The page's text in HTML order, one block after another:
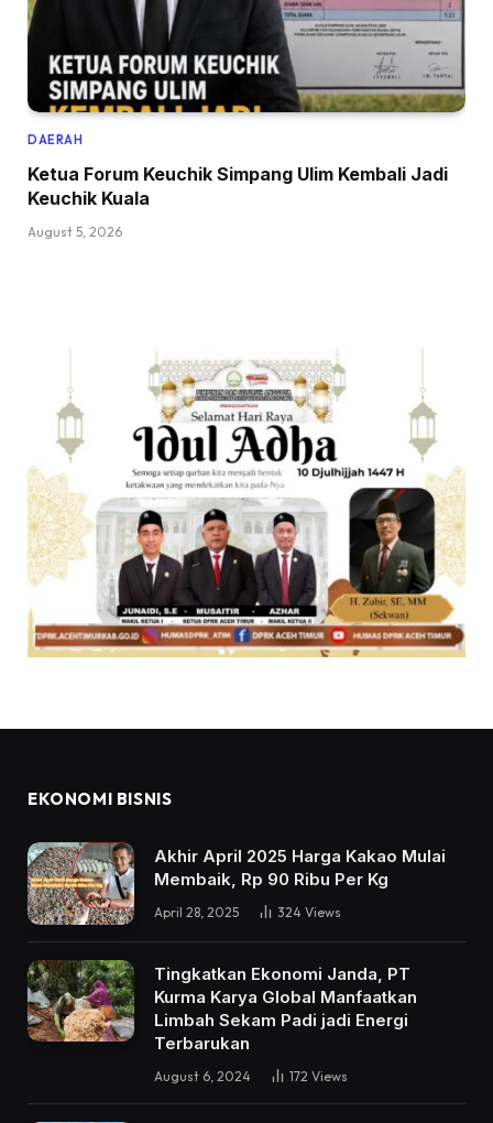
DAERAH
Ketua Forum Keuchik Simpang Ulim Kembali Jadi
Keuchik Kuala
August 5, 2026
EKONOMI BISNIS
Akhir April 2025 Harga Kakao Mulai
Membaik, Rp 90 Ribu Per Kg
April 28, 2025 324 Views
Tingkatkan Ekonomi Janda, PT
Kurma Karya Global Manfaatkan
Limbah Sekam Padi jadi Energi
Terbarukan
August 6, 2024 172 Views